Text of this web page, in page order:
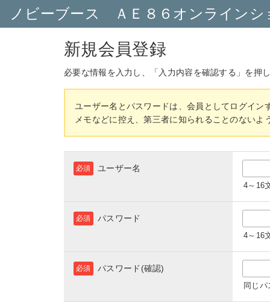
ノビーブース ＡＥ８６オンラインシ
新規会員登録
必要な情報を入力し、「入力内容を確認する」を押
ユーザー名とパスワードは、会員としてログイン
メモなどに控え、第三者に知られることのないよ
ユーザー名
必須
4～16
パスワード
必須
4～16
パスワード(確認)
必須
同じ